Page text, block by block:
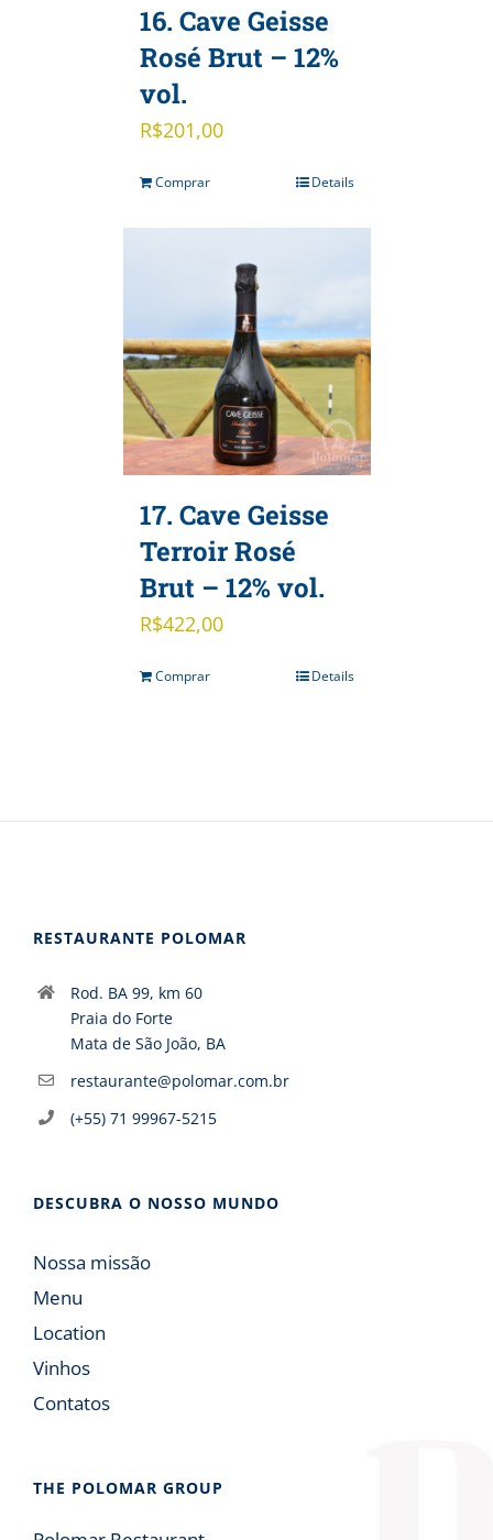
16. Cave Geisse
Rosé Brut – 12%
vol.
R$201,00
Comprar Details
17. Cave Geisse
Terroir Rosé
Brut – 12% vol.
R$422,00
Comprar Details
RESTAURANTE POLOMAR
Rod. BA 99, km 60
Praia do Forte
Mata de São João, BA
restaurante@polomar.com.br
(+55) 71 99967-5215
DESCUBRA O NOSSO MUNDO
Nossa missão
Menu
Location
Vinhos
Contatos
THE POLOMAR GROUP